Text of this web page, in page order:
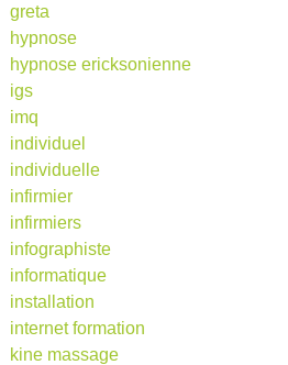
greta
hypnose
hypnose ericksonienne
igs
imq
individuel
individuelle
infirmier
infirmiers
infographiste
informatique
installation
internet formation
kine massage